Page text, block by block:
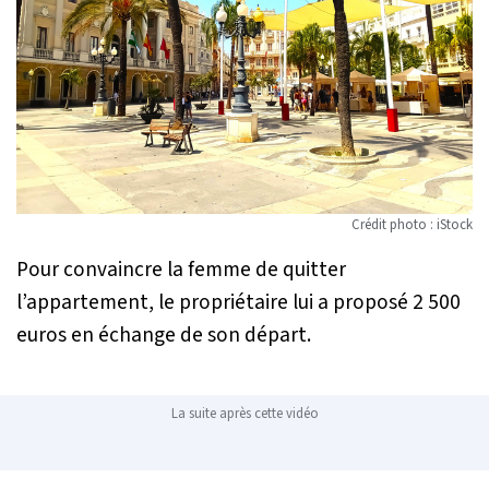
Crédit photo : iStock
Pour convaincre la femme de quitter
l’appartement, le propriétaire lui a proposé 2 500
euros en échange de son départ.
La suite après cette vidéo